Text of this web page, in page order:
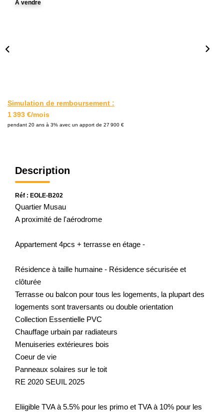
A vendre
Simulation de remboursement :
1 393 €/mois
pendant 20 ans à 3% avec un apport de 27 900 €
Description
Réf : EOLE-B202
Quartier Musau
A proximité de l'aérodrome
Appartement 4pcs + terrasse en étage -
Résidence à taille humaine - Résidence sécurisée et
clôturée
Terrasse ou balcon pour tous les logements, la plupart des
logements sont traversants ou double orientation
Collection Essentielle PVC
Chauffage urbain par radiateurs
Menuiseries extérieures bois
Coeur de vie
Panneaux solaires sur le toit
RE 2020 SEUIL 2025
Eliigible TVA à 5.5% pour les primo et TVA à 10% pour les